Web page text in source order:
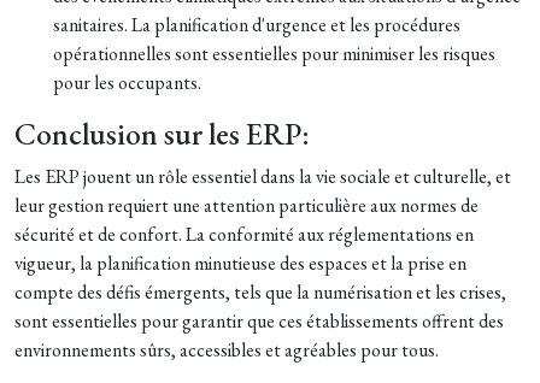
sanitaires. La planification d'urgence et les procédures
opérationnelles sont essentielles pour minimiser les risques
pour les occupants.
Conclusion sur les ERP:
Les ERP jouent un rôle essentiel dans la vie sociale et culturelle, et
leur gestion requiert une attention particulière aux normes de
sécurité et de confort. La conformité aux réglementations en
vigueur, la planification minutieuse des espaces et la prise en
compte des défis émergents, tels que la numérisation et les crises,
sont essentielles pour garantir que ces établissements offrent des
environnements sûrs, accessibles et agréables pour tous.